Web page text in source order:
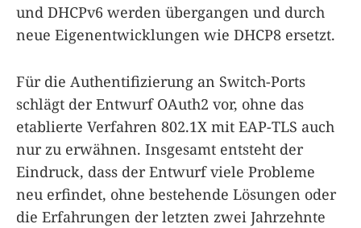
und DHCPv6 werden übergangen und durch
neue Eigenentwicklungen wie DHCP8 ersetzt.
Für die Authentifizierung an Switch-Ports
schlägt der Entwurf OAuth2 vor, ohne das
etablierte Verfahren 802.1X mit EAP-TLS auch
nur zu erwähnen. Insgesamt entsteht der
Eindruck, dass der Entwurf viele Probleme
neu erfindet, ohne bestehende Lösungen oder
die Erfahrungen der letzten zwei Jahrzehnte